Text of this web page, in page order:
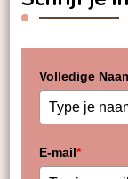
Volledige
E-mail*